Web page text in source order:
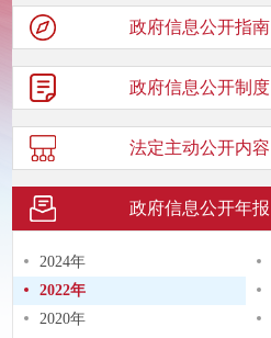
政府信息公开指南
政府信息公开制度
法定主动公开内容
政府信息公开年报
2024年
2022年
2020年